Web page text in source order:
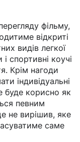
фільму,
відкриті
видів легкої
спортивні коучі
Крім нагоди
індивідуальні
буде корисно як
певним
не вирішив, яке
саме